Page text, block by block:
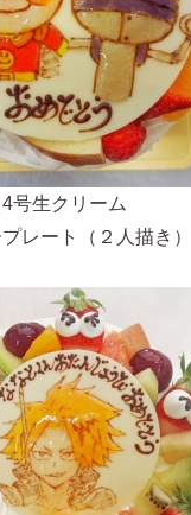
号生クリーム
レート（２人描き）